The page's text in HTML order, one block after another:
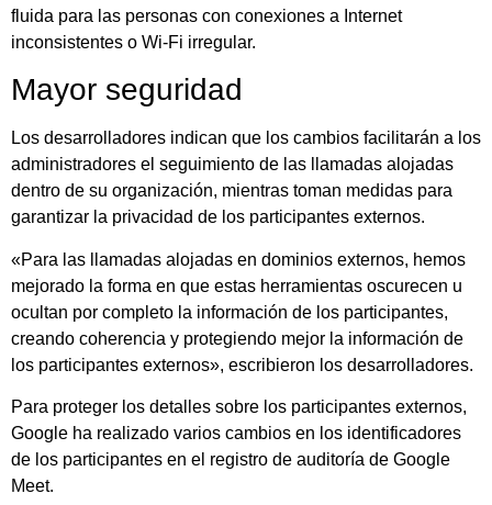
fluida para las personas con conexiones a Internet
inconsistentes o Wi-Fi irregular.
Mayor seguridad
Los desarrolladores indican que los cambios facilitarán a los
administradores el seguimiento de las llamadas alojadas
dentro de su organización, mientras toman medidas para
garantizar la privacidad de los participantes externos.
«Para las llamadas alojadas en dominios externos, hemos
mejorado la forma en que estas herramientas oscurecen u
ocultan por completo la información de los participantes,
creando coherencia y protegiendo mejor la información de
los participantes externos», escribieron los desarrolladores.
Para proteger los detalles sobre los participantes externos,
Google ha realizado varios cambios en los identificadores
de los participantes en el registro de auditoría de Google
Meet.